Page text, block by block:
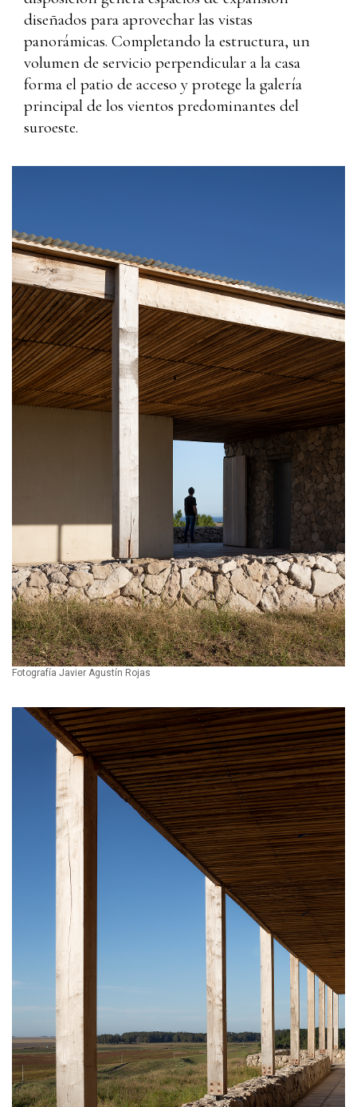
diseñados para aprovechar las vistas
panorámicas. Completando la estructura, un
volumen de servicio perpendicular a la casa
forma el patio de acceso y protege la galería
principal de los vientos predominantes del
suroeste.
Fotografía Javier Agustín Rojas